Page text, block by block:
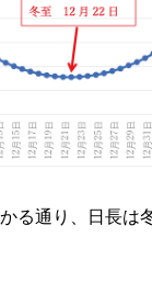
る通り、日長は